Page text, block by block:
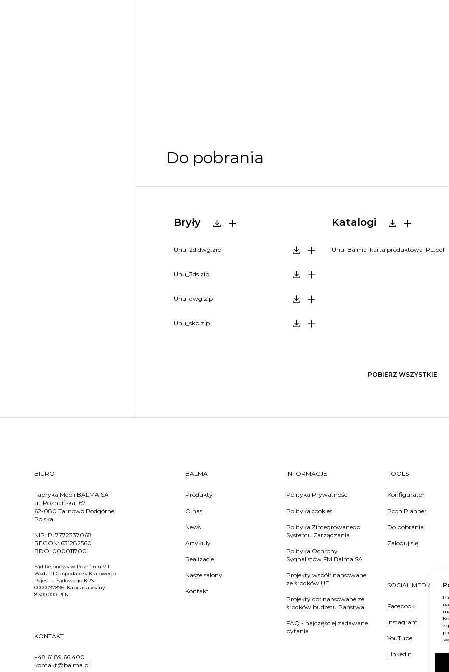
Do pobrania
Bryły
Unu_2d.dwg.zip
Unu_3ds.zip
Unu_dwg.zip
Unu_skp.zip
Katalogi
Unu_Balma_karta produktowa_PL.pdf
POBIERZ WSZYSTKIE
BIURO
Fabryka Mebli BALMA SA
ul. Poznańska 167
62-080 Tarnowo Podgórne
Polska
NIP: PL7772337068
REGON: 631282560
BDO: 000011700
Sąd Rejonowy w Poznaniu VIII
Wydział Gospodarczy Krajowego
Rejestru Sądowego KRS
0000097896. Kapitał akcyjny:
8.300.000 PLN
KONTAKT
+48 61 89 66 400
kontakt@balma.pl
BALMA
Produkty
O nas
News
Artykuły
Realizacje
Nasze salony
Kontakt
INFORMACJE
Polityka Prywatności
Polityka cookies
Polityka Zintegrowanego
Systemu Zarządzania
Polityka Ochrony
Sygnalistów FM Balma SA
Projekty współfinansowane
ze środków UE
Projekty dofinansowane ze
środków budżetu Państwa
FAQ - najczęściej zadawane
pytania
TOOLS
Konfigurator
Pcon Planner
Do pobrania
Zaloguj się
SOCIAL MEDIA
Facebook
Instagram
YouTube
LinkedIn